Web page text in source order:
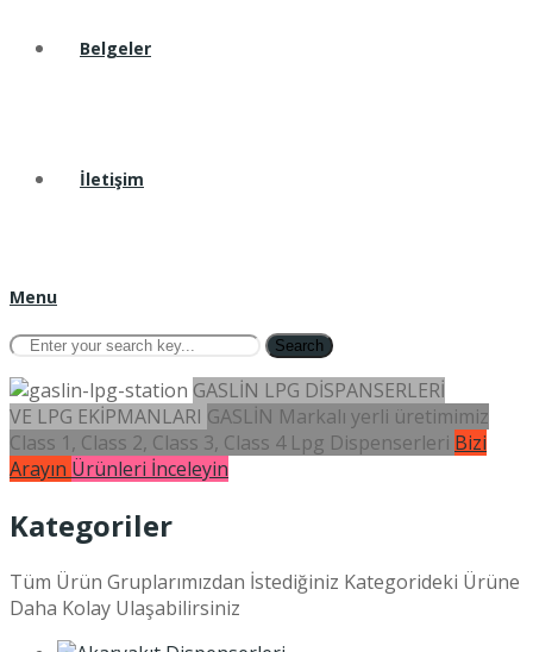
Belgeler
İletişim
Menu
Search
GASLİN LPG DİSPANSERLERİ
VE LPG EKİPMANLARI GASLİN Markalı yerli üretimimiz
Class 1, Class 2, Class 3, Class 4 Lpg Dispenserleri Bizi
Arayın Ürünleri İnceleyin
Kategoriler
Tüm Ürün Gruplarımızdan İstediğiniz Kategorideki Ürüne
Daha Kolay Ulaşabilirsiniz